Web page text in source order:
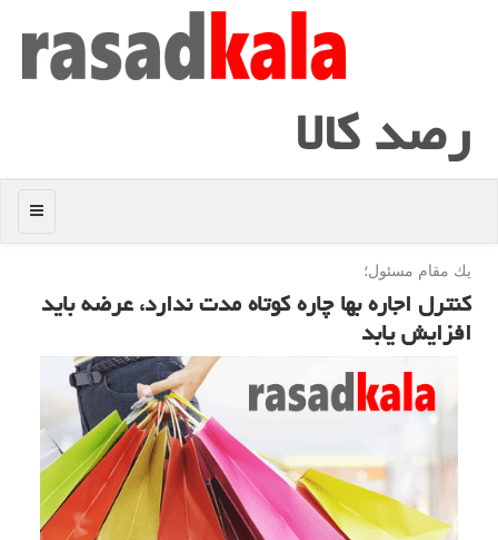
رصد كالا
منو
یك مقام مسئول؛
كنترل اجاره بها چاره كوتاه مدت ندارد، عرضه باید
افزایش یابد